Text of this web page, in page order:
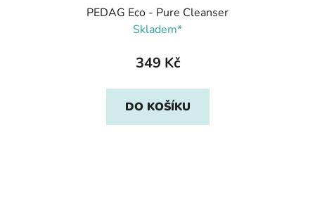
PEDAG Eco - Pure Cleanser
Skladem*
349 Kč
DO KOŠÍKU